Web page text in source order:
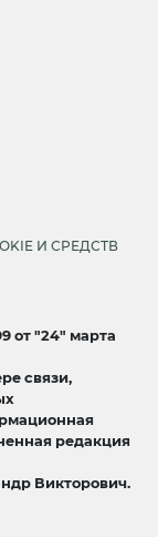
И СРЕДСТВ
от "24" марта
связи,
редакция
Викторович.